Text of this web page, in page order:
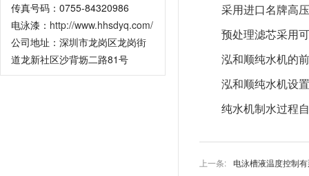
传真号码：0755-84320986
电泳漆： http://www.hhsdyq.com/
公司地址：深圳市龙岗区龙岗街
道龙新社区沙背坜二路81号
采用进口名牌高
预处理滤芯采用
泓和顺纯水机的
泓和顺纯水机设
纯水机制水过程
上一条:
电泳槽液温度控制